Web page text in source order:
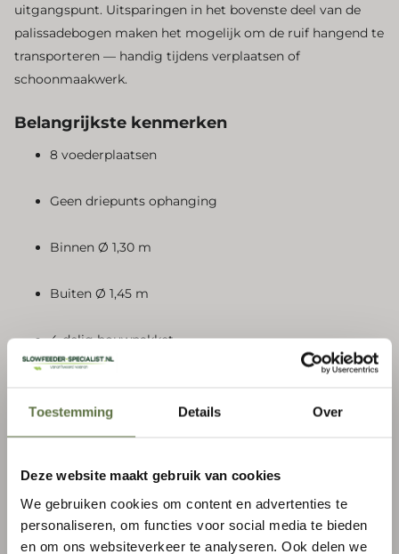
Toestemming Details Over
Deze website maakt gebruik van cookies
We gebruiken cookies om content en advertenties te
personaliseren, om functies voor social media te bieden
en om ons websiteverkeer te analyseren. Ook delen we
uitgangspunt. Uitsparingen in het bovenste deel van de
palissadebogen maken het mogelijk om de ruif hangend te
transporteren — handig tijdens verplaatsen of
schoonmaakwerk.
Belangrijkste kenmerken
8 voederplaatsen
Geen driepunts ophanging
Binnen Ø 1,30 m
Buiten Ø 1,45 m
4-delig bouwpakket
Inclusief slowfeedernet
Voordelen van de ronde ruif met
slowfeedernet
Maximale dierveiligheid door plaatstaalbekleding van
de palissadebogen
ontvang5% korting op jouw eerste
slowfeeder!